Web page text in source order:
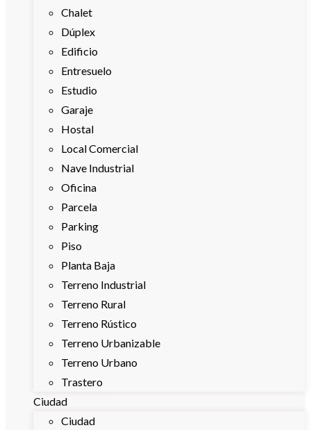
Chalet
Dúplex
Edificio
Entresuelo
Estudio
Garaje
Hostal
Local Comercial
Nave Industrial
Oficina
Parcela
Parking
Piso
Planta Baja
Terreno Industrial
Terreno Rural
Terreno Rústico
Terreno Urbanizable
Terreno Urbano
Trastero
Ciudad
Ciudad